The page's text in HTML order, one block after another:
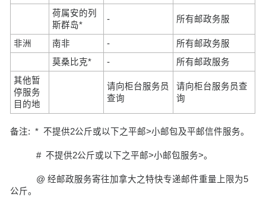
荷属安的列
斯群岛*
- 所有邮政务服
非洲 南非 -
所有邮政务服
莫桑比克*
-
所有邮政服务
其他暂
停服务
目的地
请向柜台服务员
查询
请向柜台服务员查
询
备注: * 不提供2公斤或以下之平邮>小邮包及平邮信件服务。
# 不提供2公斤或以下之平邮>小邮包服务>。
@ 经邮政服务寄往加拿大之特快专递邮件重量上限为5
公斤。